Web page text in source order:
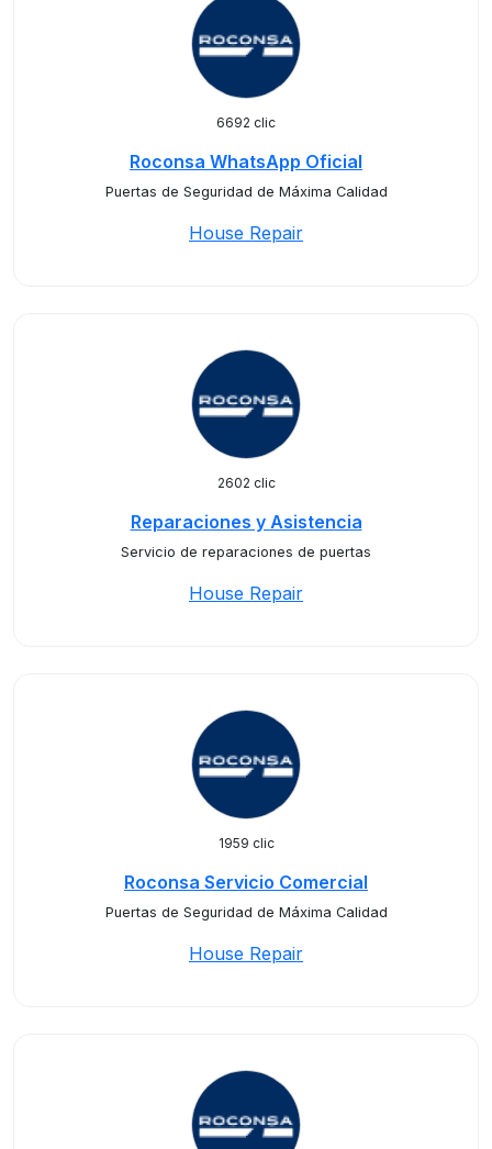
6692 clic
Roconsa WhatsApp Oficial
Puertas de Seguridad de Máxima Calidad
House Repair
2602 clic
Reparaciones y Asistencia
Servicio de reparaciones de puertas
House Repair
1959 clic
Roconsa Servicio Comercial
Puertas de Seguridad de Máxima Calidad
House Repair